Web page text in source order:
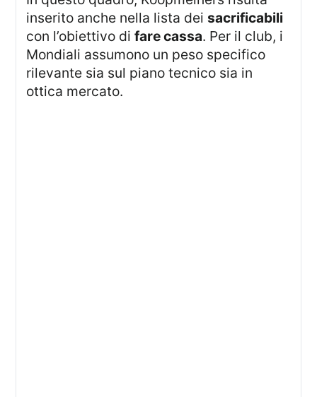
inserito anche nella lista deisacrificabili
con l’obiettivo difare cassa. Per il club, i
Mondiali assumono un peso specifico
rilevante sia sul piano tecnico sia in
ottica mercato.